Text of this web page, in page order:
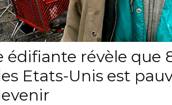
édifiante révèle que
Etats-Unis est